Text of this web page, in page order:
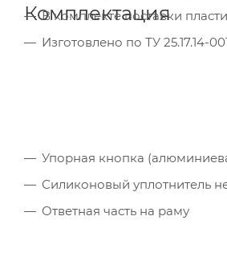
В комплекте поставки
Изготовлено по ТУ 25.17.14-
Комплектация
Упорная кнопка
Силиконовый уплотнитель
Ответная часть на раму